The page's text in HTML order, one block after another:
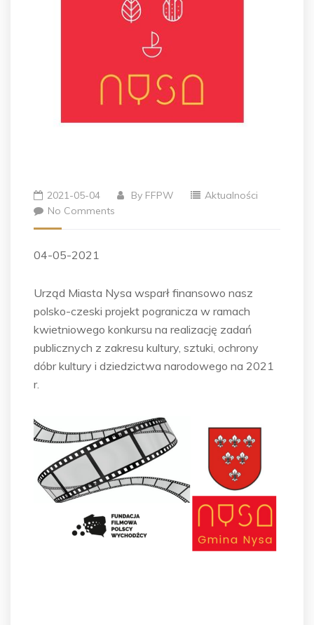
2021-05-04 By FFPW
Aktualności
No Comments
04-05-2021
Urząd Miasta Nysa wsparł finansowo nasz
polsko-czeski projekt pogranicza w ramach
kwietniowego konkursu na realizację zadań
publicznych z zakresu kultury, sztuki, ochrony
dóbr kultury i dziedzictwa narodowego na 2021
r.